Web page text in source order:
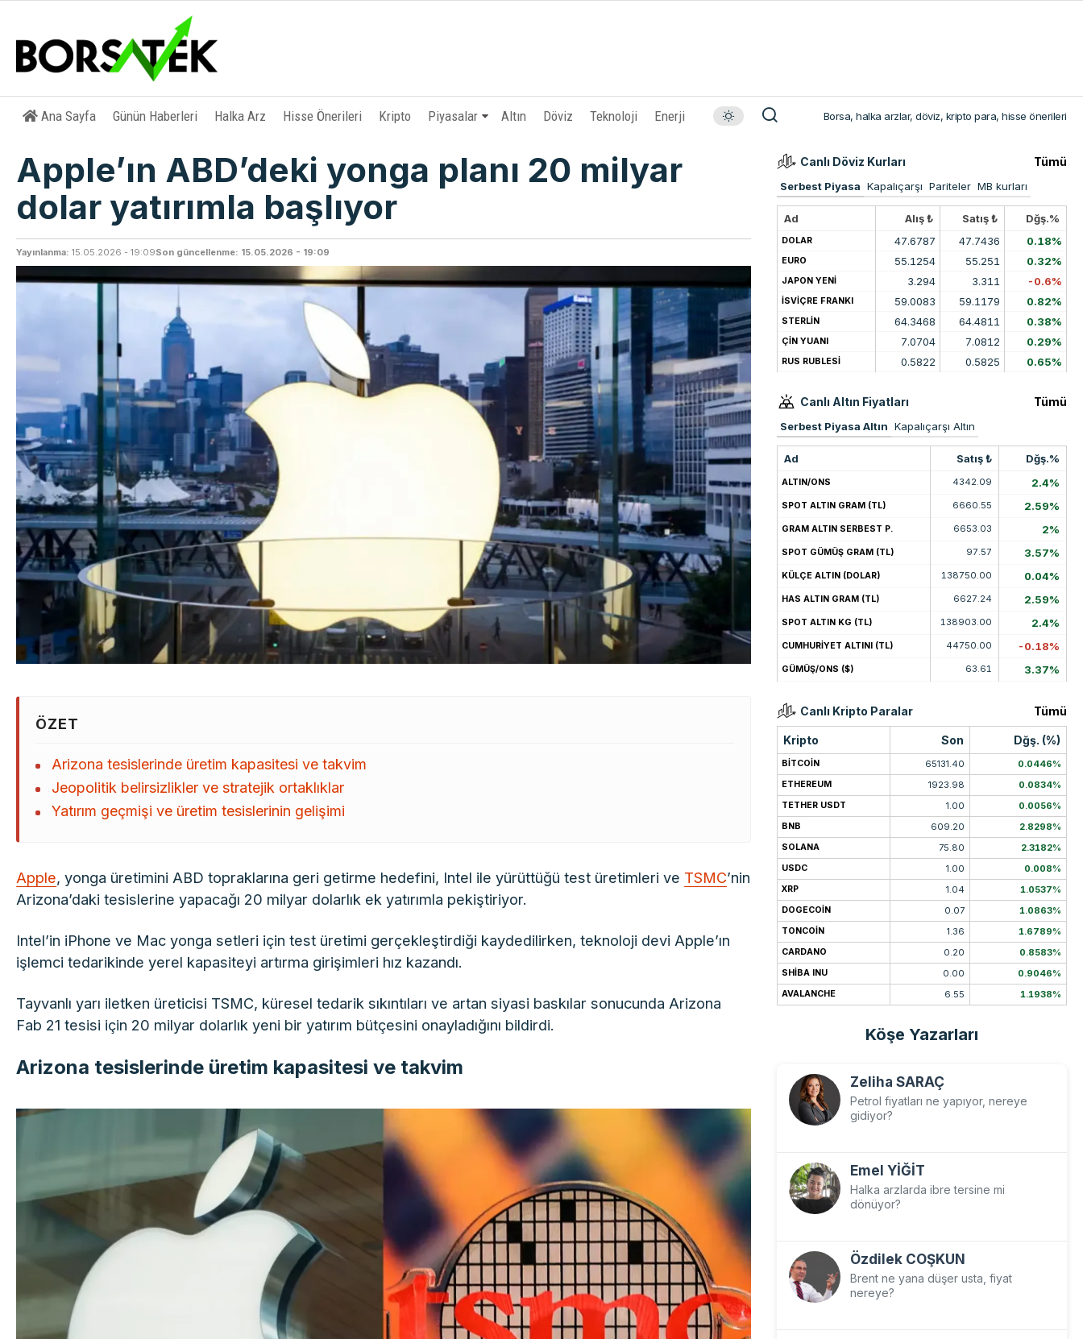
Ana Sayfa Günün Haberleri Halka Arz Hisse Önerileri Kripto Piyasalar Altın Döviz Teknoloji Enerji Borsa, halka arzlar, döviz, kripto para, hisse önerileri
Apple’ın ABD’deki yonga planı 20 milyar
dolar yatırımla başlıyor
Yayınlanma: 15.05.2026 - 19:09Son güncellenme: 15.05.2026 - 19:09
ÖZET
Arizona tesislerinde üretim kapasitesi ve takvim
Jeopolitik belirsizlikler ve stratejik ortaklıklar
Yatırım geçmişi ve üretim tesislerinin gelişimi
Apple, yonga üretimini ABD topraklarına geri getirme hedefini, Intel ile yürüttüğü test üretimleri ve TSMC’nin
Arizona’daki tesislerine yapacağı 20 milyar dolarlık ek yatırımla pekiştiriyor.
Intel’in iPhone ve Mac yonga setleri için test üretimi gerçekleştirdiği kaydedilirken, teknoloji devi Apple’ın
işlemci tedarikinde yerel kapasiteyi artırma girişimleri hız kazandı.
Tayvanlı yarı iletken üreticisi TSMC, küresel tedarik sıkıntıları ve artan siyasi baskılar sonucunda Arizona
Fab 21 tesisi için 20 milyar dolarlık yeni bir yatırım bütçesini onayladığını bildirdi.
Arizona tesislerinde üretim kapasitesi ve takvim
Canlı Döviz Kurları Tümü
Serbest Piyasa Kapalıçarşı Pariteler MB kurları
Ad Alış ₺ Satış ₺ Dğş.%
DOLAR 47.6787 47.7436 0.18%
EURO 55.1254 55.251 0.32%
JAPON YENİ 3.294 3.311 -0.6%
İSVİÇRE FRANKI 59.0083 59.1179 0.82%
STERLİN 64.3468 64.4811 0.38%
ÇİN YUANI 7.0704 7.0812 0.29%
RUS RUBLESİ 0.5822 0.5825 0.65%
Canlı Altın Fiyatları Tümü
Serbest Piyasa Altın Kapalıçarşı Altın
Ad Satış ₺ Dğş.%
ALTIN/ONS 4342.09 2.4%
SPOT ALTIN GRAM (TL) 6660.55 2.59%
GRAM ALTIN SERBEST P. 6653.03 2%
SPOT GÜMÜŞ GRAM (TL) 97.57 3.57%
KÜLÇE ALTIN (DOLAR) 138750.00 0.04%
HAS ALTIN GRAM (TL) 6627.24 2.59%
SPOT ALTIN KG (TL) 138903.00 2.4%
CUMHURİYET ALTINI (TL) 44750.00 -0.18%
GÜMÜŞ/ONS ($) 63.61 3.37%
Canlı Kripto Paralar Tümü
Kripto Son Dğş. (%)
BITCOIN 65131.40 0.0446%
ETHEREUM 1923.98 0.0834%
TETHER USDT 1.00 0.0056%
BNB 609.20 2.8298%
SOLANA 75.80 2.3182%
USDC 1.00 0.008%
XRP 1.04 1.0537%
DOGECOIN 0.07 1.0863%
TONCOIN 1.36 1.6789%
CARDANO 0.20 0.8583%
SHIBA INU 0.00 0.9046%
AVALANCHE 6.55 1.1938%
Köşe Yazarları
Zeliha SARAÇ
Petrol fiyatları ne yapıyor, nereye
gidiyor?
Emel YİĞİT
Halka arzlarda ibre tersine mi
dönüyor?
Özdilek COŞKUN
Brent ne yana düşer usta, fiyat
nereye?